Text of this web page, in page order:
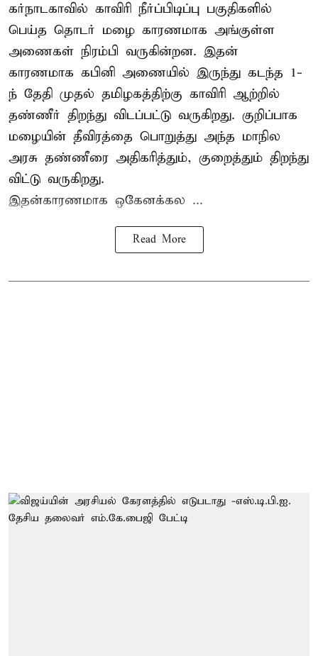
கர்நாடகாவில் காவிரி நீர்ப்பிடிப்பு பகுதிகளில்
பெய்த தொடர் மழை காரணமாக அங்குள்ள
அணைகள் நிரம்பி வருகின்றன. இதன்
காரணமாக கபினி அணையில் இருந்து கடந்த 1-
ந் தேதி முதல் தமிழகத்திற்கு காவிரி ஆற்றில்
தண்ணீர் திறந்து விடப்பட்டு வருகிறது. குறிப்பாக
மழையின் தீவிரத்தை பொறுத்து அந்த மாநில
அரசு தண்ணீரை அதிகரித்தும், குறைத்தும் திறந்து
விட்டு வருகிறது.
இதன்காரணமாக ஒகேனக்கல ...
Read More